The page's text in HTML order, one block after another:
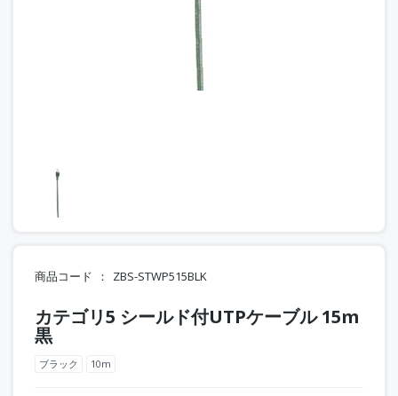
商品コード ZBS-STWP515BLK
カテゴリ5 シールド付UTPケーブル 15m
黒
ブラック 10m